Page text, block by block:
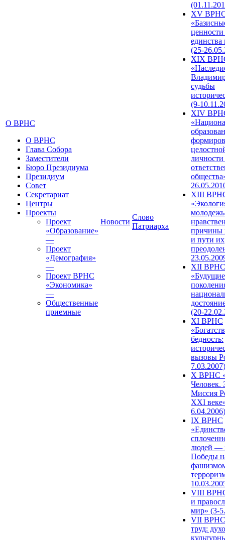
О ВРНС
О ВРНС
Глава Собора
Заместители
Бюро Президиума
Президиум
Совет
Секретариат
Центры
Проекты
Проект
«Образование»
—
Проект
«Демография»
—
Проект ВРНС
«Экономика»
—
Общественные
приемные
Новости
Слово
Патриарха
XV
единства
(25-
XIX
судьбы
(9-
XIV
XIII
причины
и пути их
XII ВРНС
«Будущие
(20-
XI ВРНС
бедность:
вызовы
7.03.2007)
X ВРНС
Человек.
Миссия
XXI
6.04.2006)
IX ВРНС
людей —
Победы
VIII
и
мир» (3-
VII ВРНС
труд: